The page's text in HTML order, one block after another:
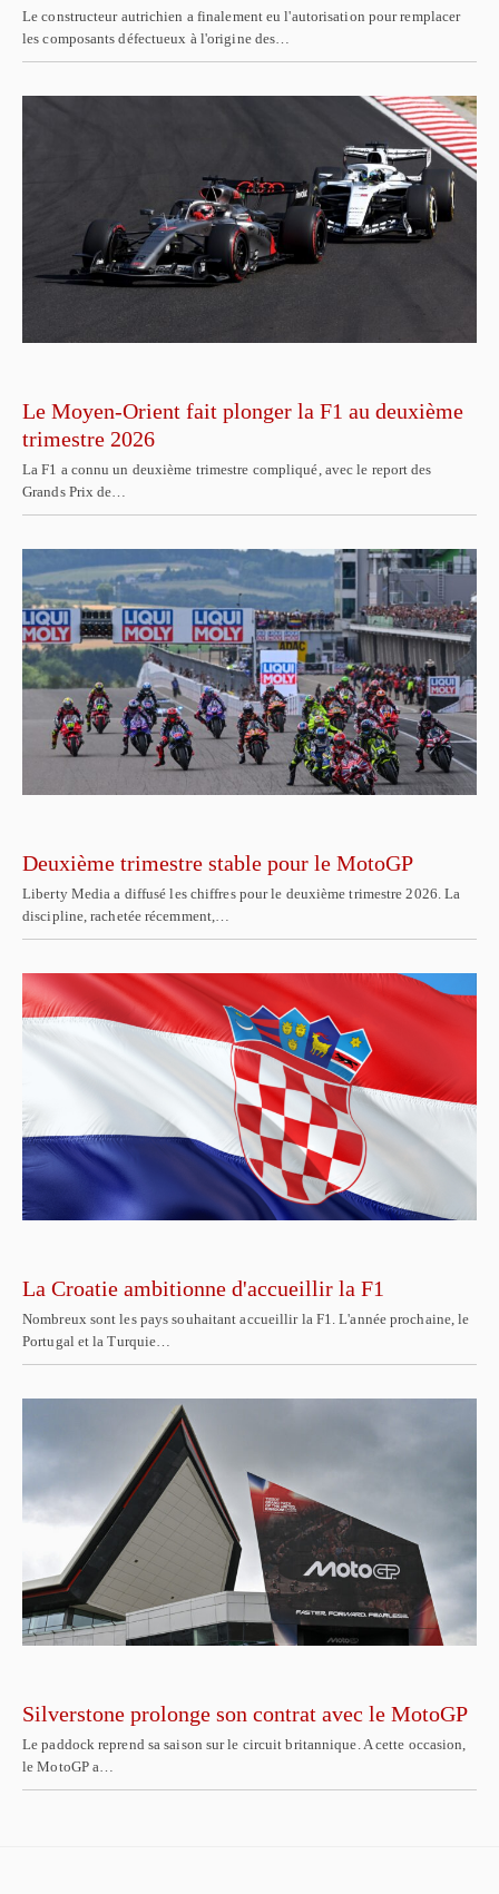
Le constructeur autrichien a finalement eu l'autorisation pour remplacer
les composants défectueux à l'origine des…
Le Moyen-Orient fait plonger la F1 au deuxième
trimestre 2026
La F1 a connu un deuxième trimestre compliqué, avec le report des
Grands Prix de…
Deuxième trimestre stable pour le MotoGP
Liberty Media a diffusé les chiffres pour le deuxième trimestre 2026. La
discipline, rachetée récemment,…
La Croatie ambitionne d'accueillir la F1
Nombreux sont les pays souhaitant accueillir la F1. L'année prochaine, le
Portugal et la Turquie…
Silverstone prolonge son contrat avec le MotoGP
Le paddock reprend sa saison sur le circuit britannique. A cette occasion,
le MotoGP a…